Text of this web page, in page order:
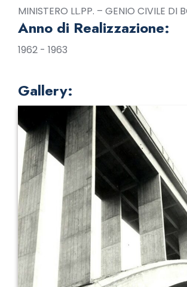
MINISTERO LL.PP. – GENIO CIVILE DI
Anno di Realizzazione:
1962 - 1963
Gallery: